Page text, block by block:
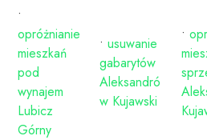
•
opróżnianie
mieszkań
pod
wynajem
Lubicz
Górny
• usuwanie
gabarytów
Aleksandró
w Kujawski
•